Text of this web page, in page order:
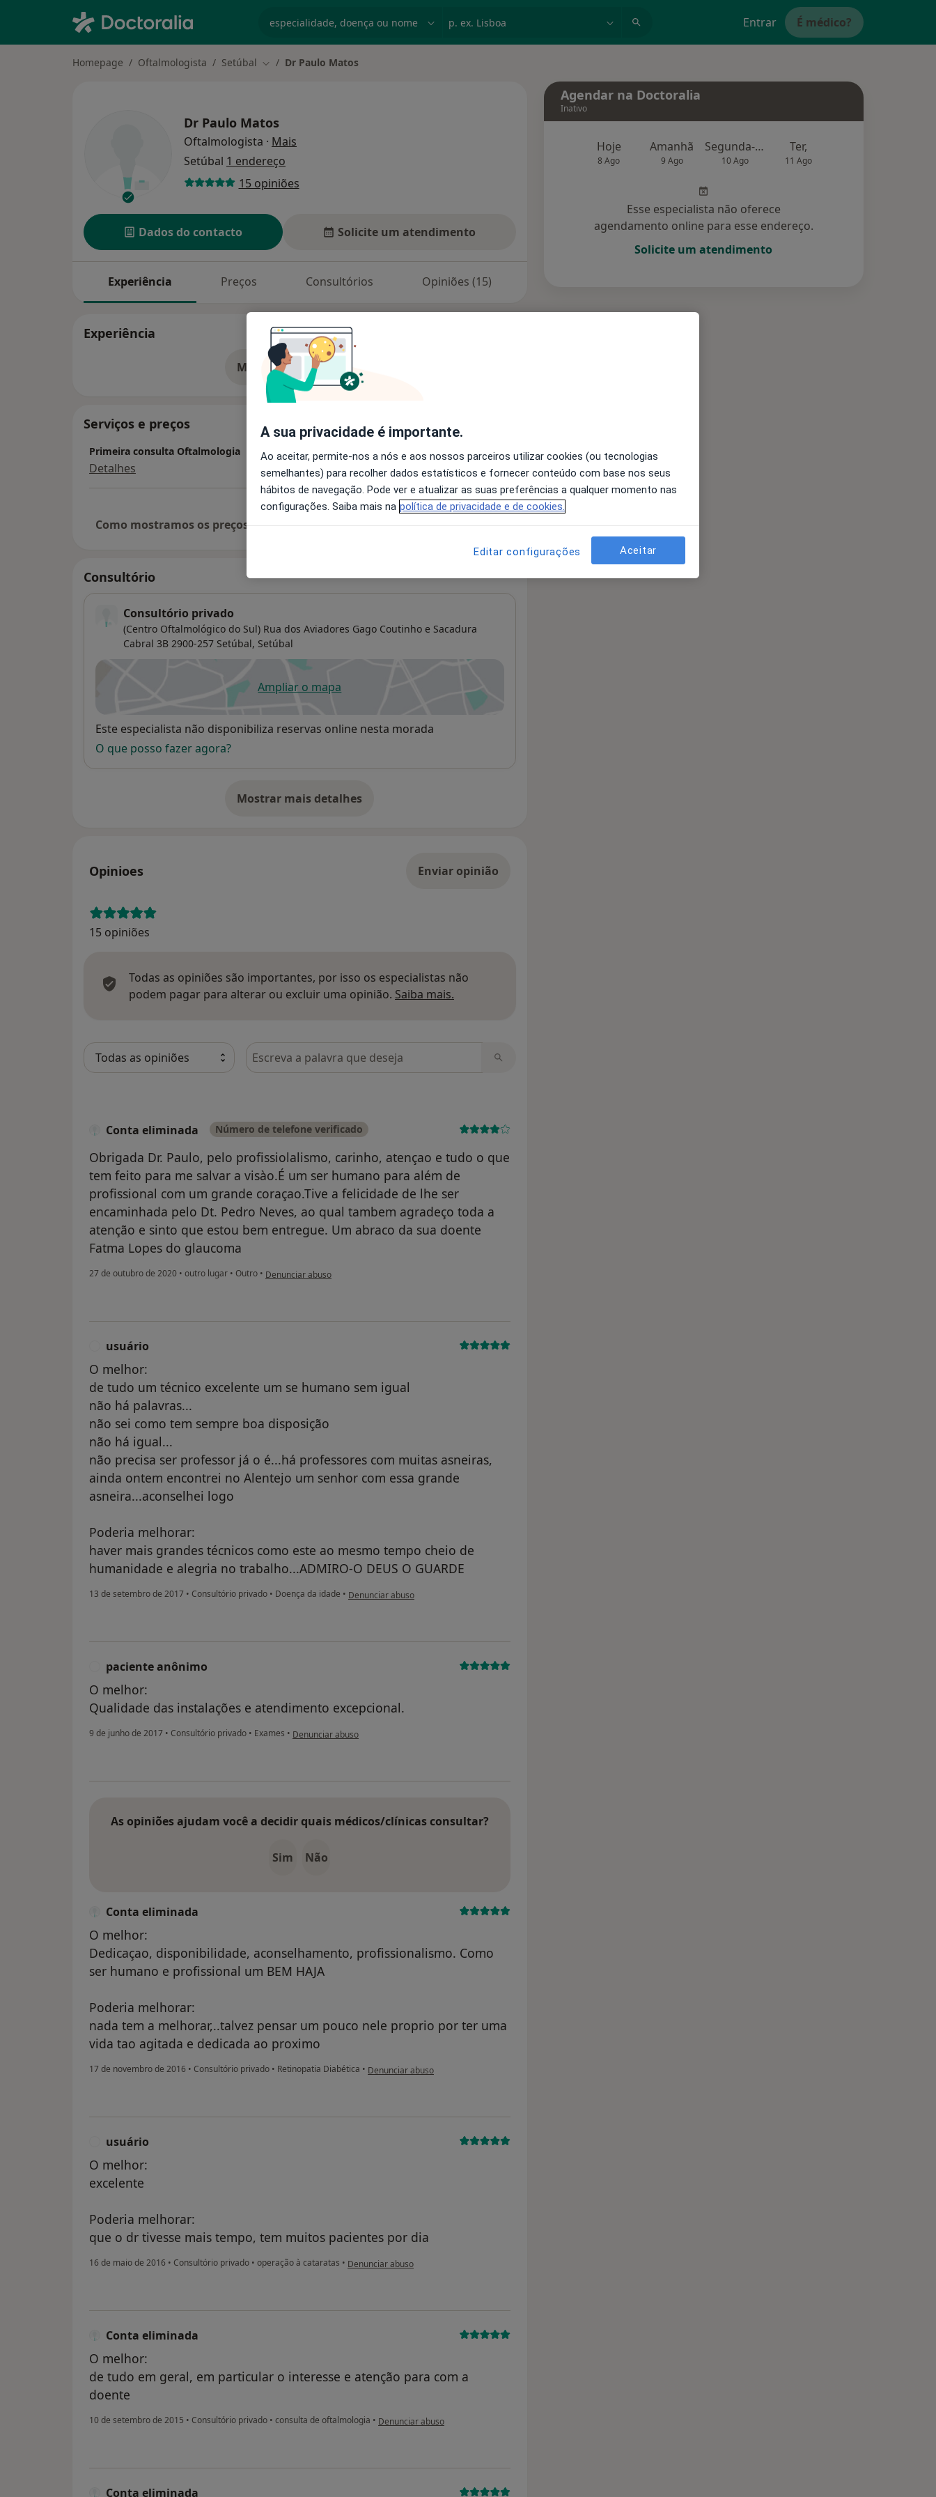
Entrar É médico?
Homepage Oftalmologista Setúbal Mudar de cidade
Dr Paulo Matos
Dr Paulo Matos
Oftalmologista · Mais
Setúbal 1 endereço
15 opiniões
Dados do contacto Solicite um atendimento
Experiência Preços Consultórios Opiniões (15)
Experiência
Mostrar mais detalhes
sobre a experiência
Serviços e preços
Primeira consulta Oftalmologia
Detalhes
Como mostramos os preços?
Consultório
Consultório privado
(Centro Oftalmológico do Sul) Rua dos Aviadores Gago Coutinho e Sacadura
Cabral 3B 2900-257 Setúbal, Setúbal
Ampliar o mapaabre num novo separador
Disponibilidade
Este especialista não disponibiliza reservas online nesta morada
O que posso fazer agora?
Mostrar mais detalhes
sobre o endereço
Opinioes Enviar opinião
15 opiniões
Todas as opiniões são importantes, por isso os especialistas não
podem pagar para alterar ou excluir uma opinião. Saiba mais.
Pesquisar em opiniões
Conta eliminada Número de telefone verificado
Obrigada Dr. Paulo, pelo profissiolalismo, carinho, atençao e tudo o que
tem feito para me salvar a visào.É um ser humano para além de
profissional com um grande coraçao.Tive a felicidade de lhe ser
encaminhada pelo Dt. Pedro Neves, ao qual tambem agradeço toda a
atenção e sinto que estou bem entregue. Um abraco da sua doente
Fatma Lopes do glaucoma
27 de outubro de 2020 • outro lugar • Outro • na opinião do utilizador Conta eliminada
Denunciar abuso
usuário
O melhor:
de tudo um técnico excelente um se humano sem igual
não há palavras...
não sei como tem sempre boa disposição
não há igual...
não precisa ser professor já o é...há professores com muitas asneiras,
ainda ontem encontrei no Alentejo um senhor com essa grande
asneira...aconselhei logo
Poderia melhorar:
haver mais grandes técnicos como este ao mesmo tempo cheio de
humanidade e alegria no trabalho...ADMIRO-O DEUS O GUARDE
13 de setembro de 2017 • Consultório privado • Doença da idade • na opinião do utilizador usuário
Denunciar abuso
paciente anônimo
O melhor:
Qualidade das instalações e atendimento excepcional.
9 de junho de 2017 • Consultório privado • Exames • na opinião do utilizador paciente anônimo
Denunciar abuso
As opiniões ajudam você a decidir quais médicos/clínicas consultar?
Sim Não
Conta eliminada
O melhor:
Dedicaçao, disponibilidade, aconselhamento, profissionalismo. Como
ser humano e profissional um BEM HAJA
Poderia melhorar:
nada tem a melhorar,..talvez pensar um pouco nele proprio por ter uma
vida tao agitada e dedicada ao proximo
17 de novembro de 2016 • Consultório privado • Retinopatia Diabética • na opinião do utilizador Conta eliminada
Denunciar abuso
usuário
O melhor:
excelente
Poderia melhorar:
que o dr tivesse mais tempo, tem muitos pacientes por dia
16 de maio de 2016 • Consultório privado • operação à cataratas • na opinião do utilizador usuário
Denunciar abuso
Conta eliminada
O melhor:
de tudo em geral, em particular o interesse e atenção para com a
doente
10 de setembro de 2015 • Consultório privado • consulta de oftalmologia • na opinião do utilizador Conta eliminada
Denunciar abuso
Conta eliminada
Agendar na Doctoralia
Inativo
Hoje
8 Ago
Amanhã
9 Ago
Segunda-feira
10 Ago
Ter,
11 Ago
Esse especialista não oferece
agendamento online para esse endereço.
Solicite um atendimento
A sua privacidade é importante.
Ao aceitar, permite-nos a nós e aos nossos parceiros utilizar cookies (ou tecnologias
semelhantes) para recolher dados estatísticos e fornecer conteúdo com base nos seus
hábitos de navegação. Pode ver e atualizar as suas preferências a qualquer momento nas
configurações. Saiba mais na política de privacidade e de cookies.
Editar configurações Aceitar